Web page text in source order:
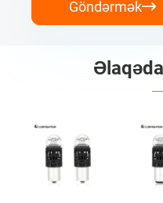
Göndərmək